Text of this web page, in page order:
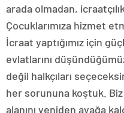
arada olmadan,
Çocuklarımıza hizmet
İcraat yaptığımız için
evlatlarını
değil halkçıları
her sorununa koştuk.
alanını yeniden ayağa